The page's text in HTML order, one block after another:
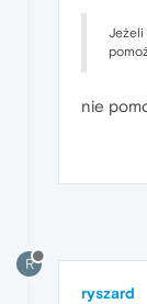
Jeżeli
nie
R
ryszard